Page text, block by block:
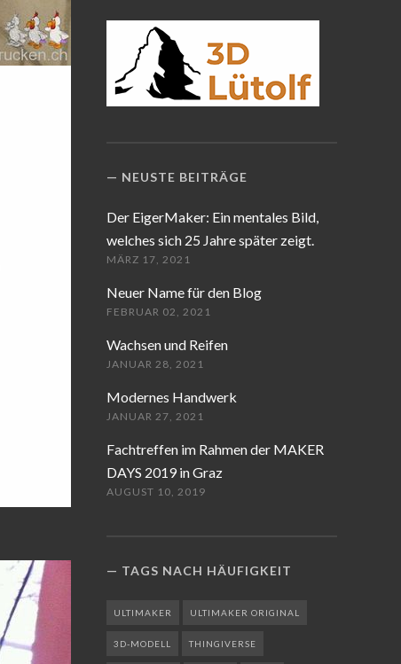
NEUSTE BEITRÄGE
Der EigerMaker: Ein mentales Bild,
welches sich 25 Jahre später zeigt.
MÄRZ 17, 2021
Neuer Name für den Blog
FEBRUAR 02, 2021
Wachsen und Reifen
JANUAR 28, 2021
Modernes Handwerk
JANUAR 27, 2021
Fachtreffen im Rahmen der MAKER
DAYS 2019 in Graz
AUGUST 10, 2019
TAGS NACH HÄUFIGKEIT
ULTIMAKER ULTIMAKER ORIGINAL
3D-MODELL THINGIVERSE